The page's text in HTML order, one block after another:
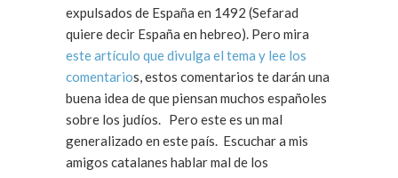
expulsados de España en 1492 (Sefarad
quiere decir España en hebreo). Pero mira
este artículo que divulga el tema y lee los
comentarios, estos comentarios te darán una
buena idea de que piensan muchos españoles
sobre los judíos. Pero este es un mal
generalizado en este país. Escuchar a mis
amigos catalanes hablar mal de los